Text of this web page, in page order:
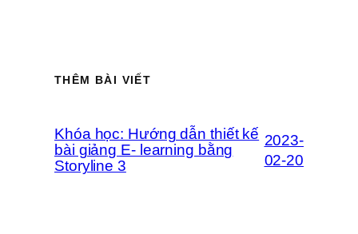
THÊM BÀI VIẾT
Khóa học: Hướng dẫn thiết kế
bài giảng E- learning bằng
Storyline 3
2023-
02-20